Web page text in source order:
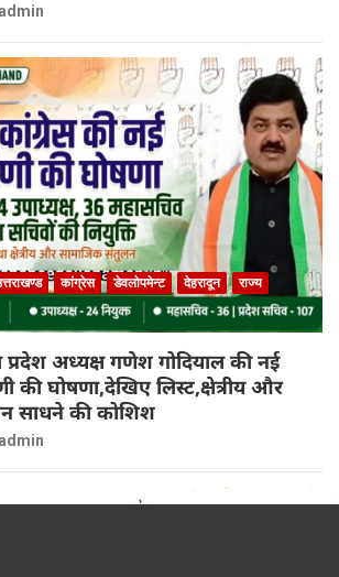
कांग्रेस डेवलोपमेन्ट देहरादून
राज्य
प्रदेश अध्यक्ष गणेश गोदियाल की नई
की घोषणा,देखिए लिस्ट,क्षेत्रीय और
साधने की कोशिश